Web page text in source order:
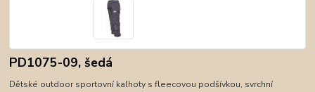
PD1075-09, šedá
Dětské outdoor sportovní kalhoty s fleecovou podšívkou, svrchní